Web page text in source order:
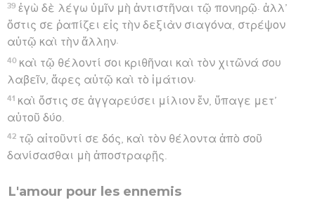
39 ἐγὼ δὲ λέγω ὑμῖν μὴ ἀντιστῆναι τῷ πονηρῷ· ἀλλ’
ὅστις σε ῥαπίζει εἰς τὴν δεξιὰν σιαγόνα, στρέψον
αὐτῷ καὶ τὴν ἄλλην·
40 καὶ τῷ θέλοντί σοι κριθῆναι καὶ τὸν χιτῶνά σου
λαβεῖν, ἄφες αὐτῷ καὶ τὸ ἱμάτιον·
41 καὶ ὅστις σε ἀγγαρεύσει μίλιον ἕν, ὕπαγε μετ’
αὐτοῦ δύο.
42 τῷ αἰτοῦντί σε δός, καὶ τὸν θέλοντα ἀπὸ σοῦ
δανίσασθαι μὴ ἀποστραφῇς.
L'amour pour les ennemis